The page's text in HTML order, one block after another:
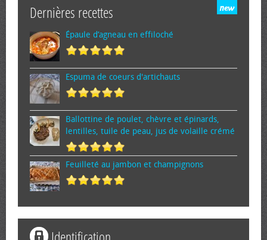
Dernières recettes
Épaule d’agneau en effiloché
Espuma de cœurs d'artichauts
Ballottine de poulet, chèvre et épinards,
lentilles, tuile de peau, jus de volaille crémé
Feuilleté au jambon et champignons